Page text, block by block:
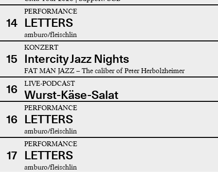
14
PERFORMANCE
LETTERS
amburo/fleischlin
15
KONZERT
Intercity Jazz Nights
FAT MAN JAZZ – The caliber of Peter Herbolzheimer
16 LIVE-PODCAST
Wurst-Käse-Salat
16
PERFORMANCE
LETTERS
amburo/fleischlin
17
PERFORMANCE
LETTERS
amburo/fleischlin